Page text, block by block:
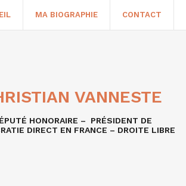
MA BIOGRAPHIE CONTACT
VANNESTE
HONORAIRE – PRÉSIDENT DE
DIRECT EN FRANCE – DROITE LIBRE